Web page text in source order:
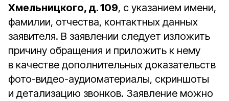
Хмельницкого, д. 109, с указанием имени,
фамилии, отчества, контактных данных
заявителя. В заявлении следует изложить
причину обращения и приложить к нему
в качестве дополнительных доказательств
фото-видео-аудиоматериалы, скриншоты
и детализацию звонков. Заявление можно